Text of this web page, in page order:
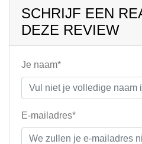
SCHRIJF EEN
DEZE REVIEW
Je naam*
E-mailadres*